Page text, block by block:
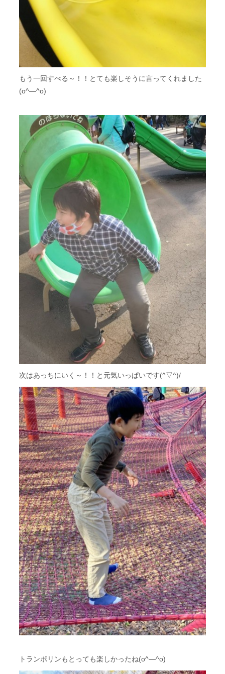
もう一回すべる～！！とても楽しそうに言ってくれました
(o^―^o)
次はあっちにいく～！！と元気いっぱいです(^▽^)/
トランポリンもとっても楽しかったね(o^―^o)